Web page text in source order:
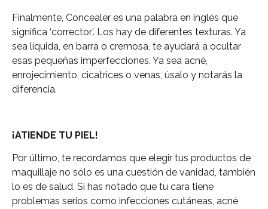
Finalmente, Concealer es una palabra en inglés que
significa ‘corrector’. Los hay de diferentes texturas. Ya
sea líquida, en barra o cremosa, te ayudará a ocultar
esas pequeñas imperfecciones. Ya sea acné,
enrojecimiento, cicatrices o venas, úsalo y notarás la
diferencia.
¡ATIENDE TU PIEL!
Por último, te recordamos que elegir tus productos de
maquillaje no sólo es una cuestión de vanidad, también
lo es de salud. Si has notado que tu cara tiene
problemas serios como infecciones cutáneas, acné